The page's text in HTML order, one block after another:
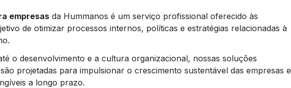
empresas da Hummanos é um serviço profissional oferecido às
de otimizar processos internos, políticas e estratégias relacionadas à
o desenvolvimento e a cultura organizacional, nossas soluções
projetadas para impulsionar o crescimento sustentável das empresas e
a longo prazo.